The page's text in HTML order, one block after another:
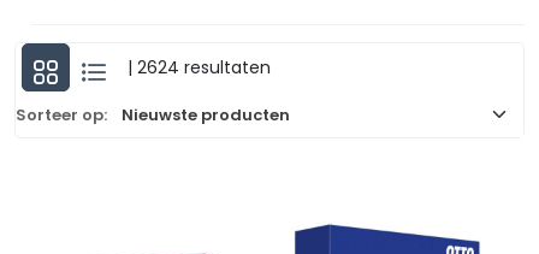
| 2624 resultaten
Sorteer op: